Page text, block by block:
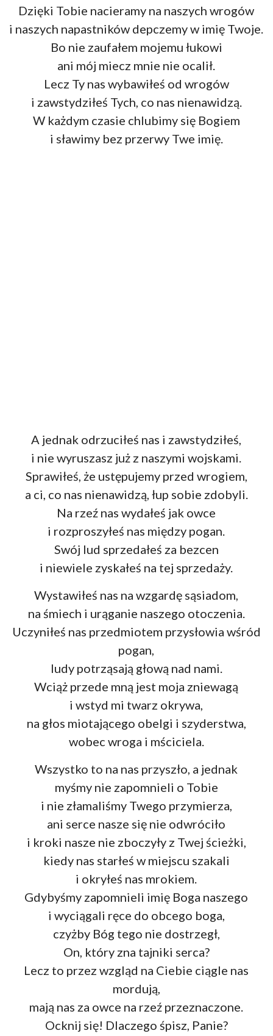
Dzięki Tobie nacieramy na naszych wrogów
i naszych napastników depczemy w imię Twoje.
Bo nie zaufałem mojemu łukowi
ani mój miecz mnie nie ocalił.
Lecz Ty nas wybawiłeś od wrogów
i zawstydziłeś Tych, co nas nienawidzą.
W każdym czasie chlubimy się Bogiem
i sławimy bez przerwy Twe imię.
A jednak odrzuciłeś nas i zawstydziłeś,
i nie wyruszasz już z naszymi wojskami.
Sprawiłeś, że ustępujemy przed wrogiem,
a ci, co nas nienawidzą, łup sobie zdobyli.
Na rzeź nas wydałeś jak owce
i rozproszyłeś nas między pogan.
Swój lud sprzedałeś za bezcen
i niewiele zyskałeś na tej sprzedaży.
Wystawiłeś nas na wzgardę sąsiadom,
na śmiech i urąganie naszego otoczenia.
Uczyniłeś nas przedmiotem przysłowia wśród
pogan,
ludy potrząsają głową nad nami.
Wciąż przede mną jest moja zniewagą
i wstyd mi twarz okrywa,
na głos miotającego obelgi i szyderstwa,
wobec wroga i mściciela.
Wszystko to na nas przyszło, a jednak
myśmy nie zapomnieli o Tobie
i nie złamaliśmy Twego przymierza,
ani serce nasze się nie odwróciło
i kroki nasze nie zboczyły z Twej ścieżki,
kiedy nas starłeś w miejscu szakali
i okryłeś nas mrokiem.
Gdybyśmy zapomnieli imię Boga naszego
i wyciągali ręce do obcego boga,
czyżby Bóg tego nie dostrzegł,
On, który zna tajniki serca?
Lecz to przez wzgląd na Ciebie ciągle nas
mordują,
mają nas za owce na rzeź przeznaczone.
Ocknij się! Dlaczego śpisz, Panie?